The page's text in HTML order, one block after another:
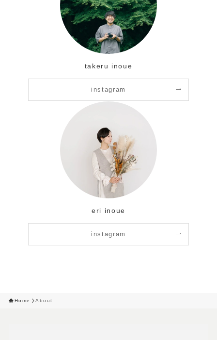
takeru inoue
instagram
eri inoue
instagram
Home About